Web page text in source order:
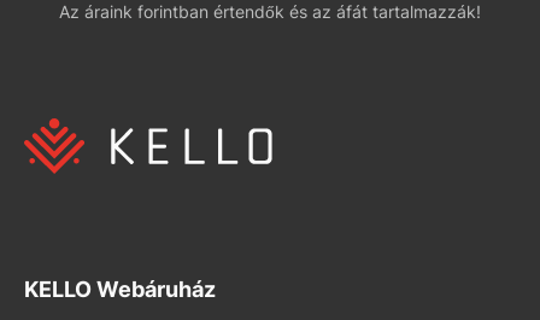
Az áraink forintban értendők és az áfát tartalmazzák!
KELLO Webáruház